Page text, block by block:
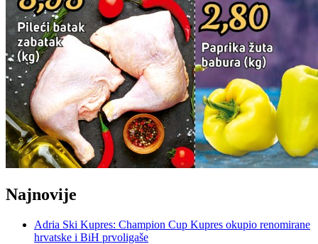
Najnovije
Adria Ski Kupres: Champion Cup Kupres okupio renomirane
hrvatske i BiH prvoligaše